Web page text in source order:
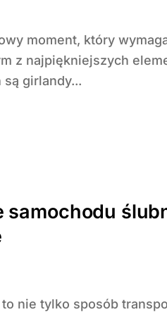
z najpiękniejszych
girlandy...
samochodu